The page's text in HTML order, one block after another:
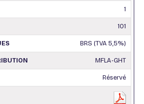
1
101
BRS (TVA 5,5%)
MFLA-GHT
Réservé